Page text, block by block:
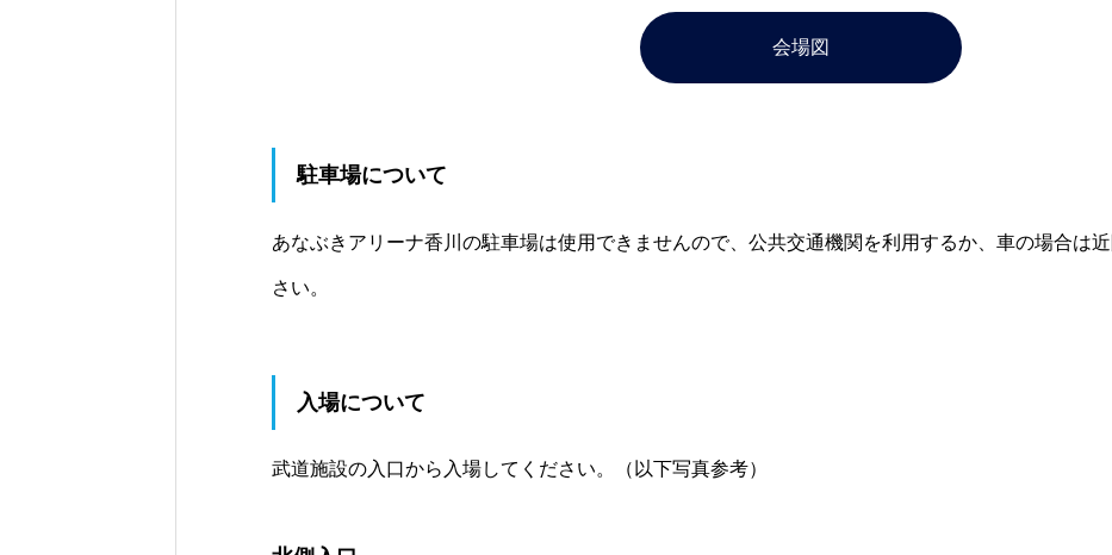
会場図
駐車場について
あなぶきアリーナ香川の駐車場は使用できませんので、公共交通機関を利用するか、車の場合は
さい。
入場について
武道施設の入口から入場してください。（以下写真参考）